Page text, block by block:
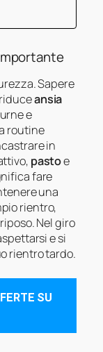
Sapere
ansia
e
routine
in
pastoe
fare
una
rientro,
Nel giro
e si
rientro tardo.
SU